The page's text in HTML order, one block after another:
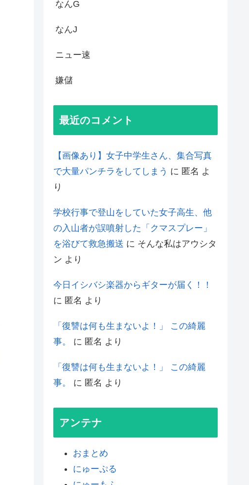
なんG
なんJ
ニュー速
嫌儲
最近のコメント
【画像あり】女子中学生さん、集合写真
で大量パンチラをしてしまう に 匿名 よ
り
学校行事で登山をしていた女子高生、他
の入山者が誤噴射した「クマスプレー」
を浴びて救急搬送 に そんな私はアウシタ
ン より
今日イシバシ楽器からギターが届く！！
に 匿名 より
「復讐は何も生まないよ！」 この綺麗
事。
に 匿名 より
「復讐は何も生まないよ！」 この綺麗
事。
に 匿名 より
アンテナ
おまとめ
にゅーぷる